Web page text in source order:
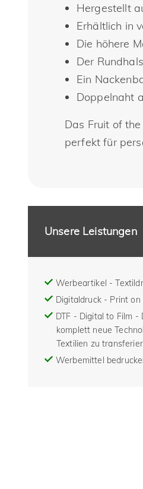
Hergestellt
Erhältlich in
Die höhere
Der
Ein
Doppelnaht
Das Fruit of
perfekt für
Unsere Leistungen
Werbeartikel -
Digitaldruck - Print on
DTF - Digital to Film -
komplett neue
Textilien zu
Werbemittel